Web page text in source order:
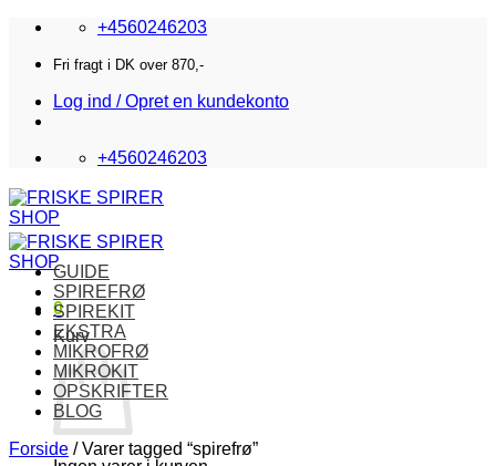
Fortsæt
indhold
+4560246203
Fri fragt i DK over 870,-
Log ind / Opret en kundekonto
+4560246203
0
Kurv
GUIDE
SPIREFRØ
SPIREKIT
EKSTRA
MIKROFRØ
MIKROKIT
OPSKRIFTER
BLOG
Forside /Varer tagged “spirefrø”